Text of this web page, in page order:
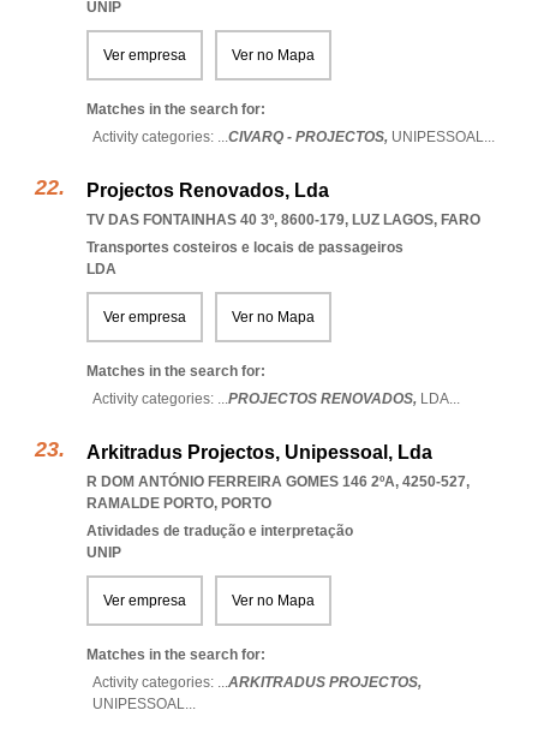
UNIP
Ver empresa Ver no Mapa
Matches in the search for:
Activity categories: ...CIVARQ - PROJECTOS, UNIPESSOAL...
Projectos Renovados, Lda
TV DAS FONTAINHAS 40 3º, 8600-179, LUZ LAGOS, FARO
Transportes costeiros e locais de passageiros
LDA
Ver empresa Ver no Mapa
Matches in the search for:
Activity categories: ...PROJECTOS RENOVADOS, LDA...
Arkitradus Projectos, Unipessoal, Lda
R DOM ANTÓNIO FERREIRA GOMES 146 2ºA, 4250-527,
RAMALDE PORTO, PORTO
Atividades de tradução e interpretação
UNIP
Ver empresa Ver no Mapa
Matches in the search for:
Activity categories: ...ARKITRADUS PROJECTOS,
UNIPESSOAL...